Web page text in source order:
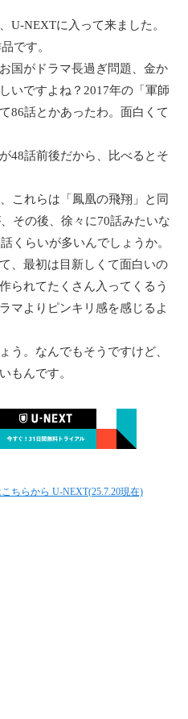
U-NEXTに入って来ました。
です。
国がドラマ長過ぎ問題、金か
いですよね？2017年の「軍師
86話とかあったわ。面白くて
48話前後だから、比べるとそ
これらは「鳳凰の飛翔」と同
その後、徐々に70話みたいな
くらいが多いんでしょうか。
、最初は目新しくて面白いの
られてたくさん入ってくるう
マよりピンキリ感を感じるよ
う。なんでもそうですけど、
もんです。
ちらから U-NEXT(25.7.20現在)